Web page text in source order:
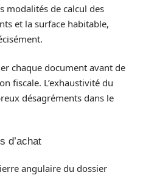
modalités de calcul des
et la surface habitable,
chaque document avant de
fiscale. L’exhaustivité du
désagréments dans le
d’achat
angulaire du dossier